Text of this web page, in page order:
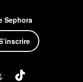
Sephora